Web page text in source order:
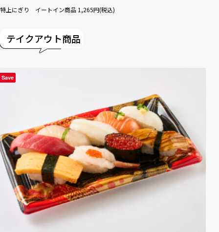
特上にぎり イートイン商品 1,265円(税込)
テイクアウト商品
Save